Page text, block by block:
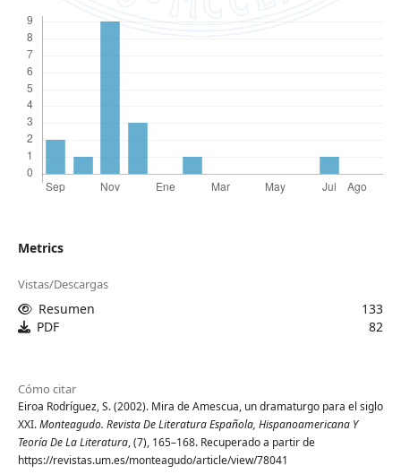
Metrics
Vistas/Descargas
Resumen
133
PDF
82
Cómo citar
Eiroa Rodríguez, S. (2002). Mira de Amescua, un dramaturgo para el siglo
XXI.Monteagudo. Revista De Literatura Española, Hispanoamericana Y
Teoría De La Literatura, (7), 165–168. Recuperado a partir de
https://revistas.um.es/monteagudo/article/view/78041